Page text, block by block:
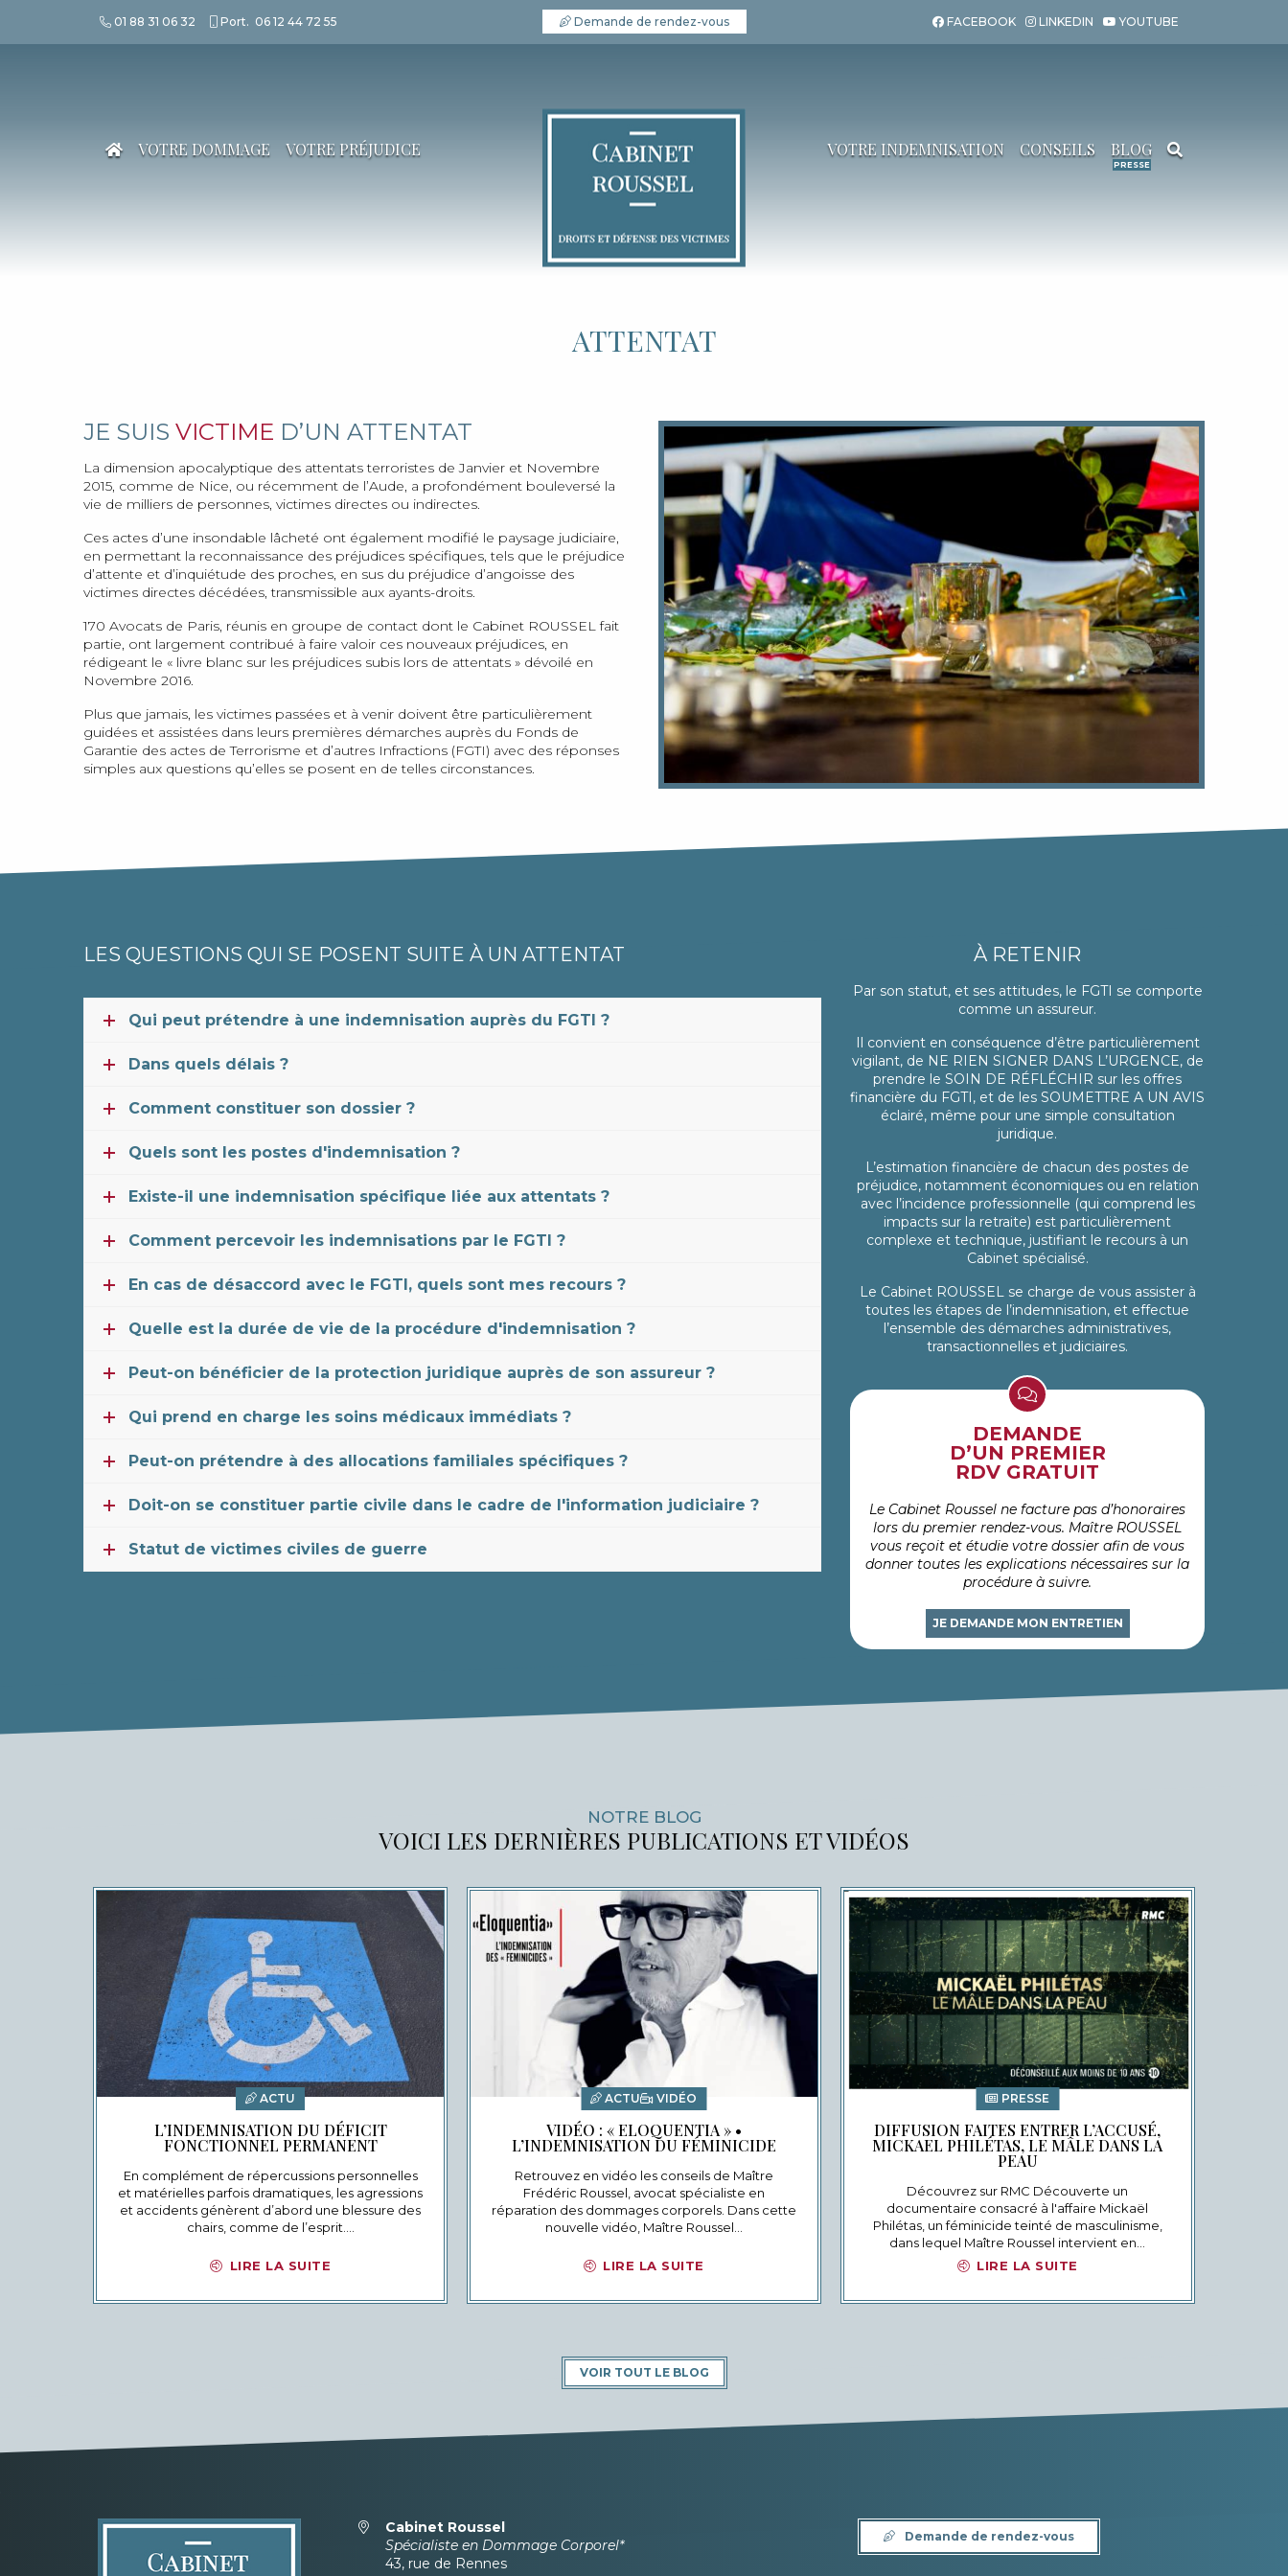
01 88 31 06 32 Port. 06 12 44 72 55 Demande de rendez-vous FACEBOOK LINKEDIN YOUTUBE
VOTRE DOMMAGE VOTRE PRÉJUDICE BLOG
CONSEILS
VOTRE INDEMNISATION
ATTENTAT
JE SUIS VICTIME D’UN ATTENTAT
La dimension apocalyptique des attentats terroristes de Janvier et Novembre
2015, comme de Nice, ou récemment de l’Aude, a profondément bouleversé la
vie de milliers de personnes, victimes directes ou indirectes.
Ces actes d’une insondable lâcheté ont également modifié le paysage judiciaire,
en permettant la reconnaissance des préjudices spécifiques, tels que le préjudice
d’attente et d’inquiétude des proches, en sus du préjudice d’angoisse des
victimes directes décédées, transmissible aux ayants-droits.
170 Avocats de Paris, réunis en groupe de contact dont le Cabinet ROUSSEL fait
partie, ont largement contribué à faire valoir ces nouveaux préjudices, en
rédigeant le « livre blanc sur les préjudices subis lors de attentats » dévoilé en
Novembre 2016.
Plus que jamais, les victimes passées et à venir doivent être particulièrement
guidées et assistées dans leurs premières démarches auprès du Fonds de
Garantie des actes de Terrorisme et d’autres Infractions (FGTI) avec des réponses
simples aux questions qu’elles se posent en de telles circonstances.
LES QUESTIONS QUI SE POSENT SUITE À UN ATTENTAT
Qui peut prétendre à une indemnisation auprès du FGTI ?
Dans quels délais ?
Comment constituer son dossier ?
Quels sont les postes d'indemnisation ?
Existe-il une indemnisation spécifique liée aux attentats ?
Comment percevoir les indemnisations par le FGTI ?
En cas de désaccord avec le FGTI, quels sont mes recours ?
Quelle est la durée de vie de la procédure d'indemnisation ?
Peut-on bénéficier de la protection juridique auprès de son assureur ?
Qui prend en charge les soins médicaux immédiats ?
Peut-on prétendre à des allocations familiales spécifiques ?
Doit-on se constituer partie civile dans le cadre de l'information judiciaire ?
Statut de victimes civiles de guerre
À RETENIR
Par son statut, et ses attitudes, le FGTI se comporte
comme un assureur.
Il convient en conséquence d’être particulièrement
vigilant, de NE RIEN SIGNER DANS L’URGENCE, de
prendre le SOIN DE RÉFLÉCHIR sur les offres
financière du FGTI, et de les SOUMETTRE A UN AVIS
éclairé, même pour une simple consultation
juridique.
L’estimation financière de chacun des postes de
préjudice, notamment économiques ou en relation
avec l’incidence professionnelle (qui comprend les
impacts sur la retraite) est particulièrement
complexe et technique, justifiant le recours à un
Cabinet spécialisé.
Le Cabinet ROUSSEL se charge de vous assister à
toutes les étapes de l’indemnisation, et effectue
l’ensemble des démarches administratives,
transactionnelles et judiciaires.
DEMANDE
D’UN PREMIER
RDV GRATUIT
Le Cabinet Roussel ne facture pas d’honoraires
lors du premier rendez-vous. Maître ROUSSEL
vous reçoit et étudie votre dossier afin de vous
donner toutes les explications nécessaires sur la
procédure à suivre.
JE DEMANDE MON ENTRETIEN
NOTRE BLOG
VOICI LES DERNIÈRES PUBLICATIONS ET VIDÉOS
ACTU
L’INDEMNISATION DU DÉFICIT
FONCTIONNEL PERMANENT
En complément de répercussions personnelles
et matérielles parfois dramatiques, les agressions
et accidents génèrent d’abord une blessure des
chairs, comme de l’esprit.…
LIRE LA SUITE
ACTU VIDÉO
VIDÉO : « ELOQUENTIA » •
L’INDEMNISATION DU FÉMINICIDE
Retrouvez en vidéo les conseils de Maître
Frédéric Roussel, avocat spécialiste en
réparation des dommages corporels. Dans cette
nouvelle vidéo, Maître Roussel…
LIRE LA SUITE
PRESSE
DIFFUSION FAITES ENTRER L’ACCUSÉ,
MICKAEL PHILÉTAS, LE MÂLE DANS LA
PEAU
Découvrez sur RMC Découverte un
documentaire consacré à l'affaire Mickaël
Philétas, un féminicide teinté de masculinisme,
dans lequel Maître Roussel intervient en…
LIRE LA SUITE
VOIR TOUT LE BLOG
Cabinet Roussel
Spécialiste en Dommage Corporel*
43, rue de Rennes
Demande de rendez-vous